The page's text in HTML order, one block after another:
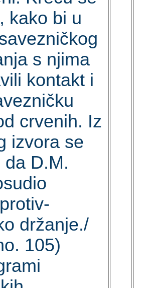
kako bi u
s njima
kontakt i
crvenih. Iz
izvora se
D.M.
držanje./
105)